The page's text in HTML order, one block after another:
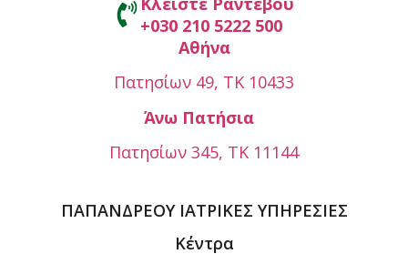
+030 210 5222 500
Αθήνα
Πατησίων 49, ΤΚ 10433
Άνω Πατήσια
Πατησίων 345, ΤΚ 11144
ΠΑΠΑΝΔΡΕΟΥ ΙΑΤΡΙΚΕΣ ΥΠΗΡΕΣΙΕΣ
Κέντρα